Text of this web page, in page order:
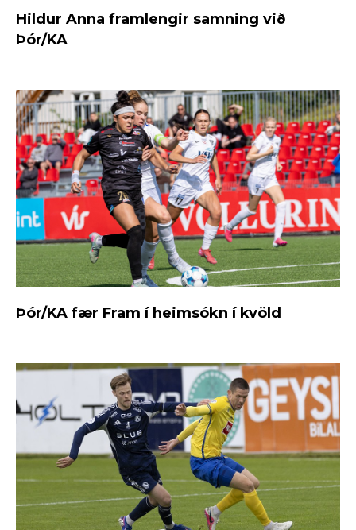
Hildur Anna framlengir samning við
Þór/KA
Þór/KA fær Fram í heimsókn í kvöld